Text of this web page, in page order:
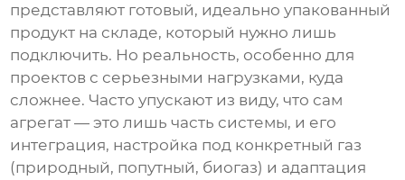
представляют готовый, идеально упакованный
продукт на складе, который нужно лишь
подключить. Но реальность, особенно для
проектов с серьезными нагрузками, куда
сложнее. Часто упускают из виду, что сам
агрегат — это лишь часть системы, и его
интеграция, настройка под конкретный газ
(природный, попутный, биогаз) и адаптация